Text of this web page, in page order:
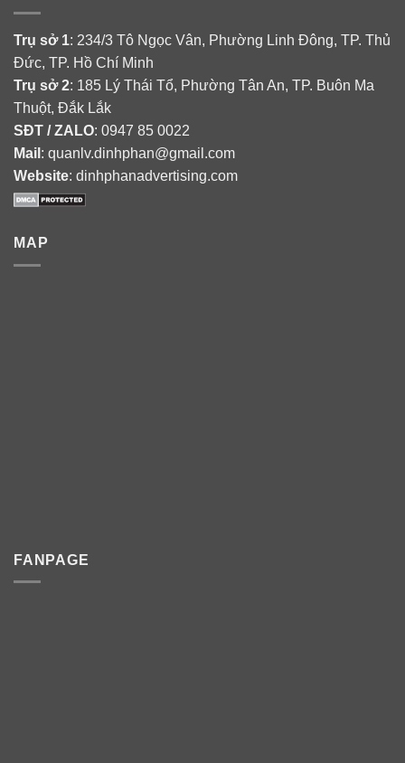
Trụ sở 1: 234/3 Tô Ngọc Vân, Phường Linh Đông, TP. Thủ
Đức, TP. Hồ Chí Minh
Trụ sở 2: 185 Lý Thái Tổ, Phường Tân An, TP. Buôn Ma
Thuột, Đắk Lắk
SĐT / ZALO: 0947 85 0022
Mail : quanlv.dinhphan@gmail.com
Website: dinhphanadvertising.com
MAP
FANPAGE